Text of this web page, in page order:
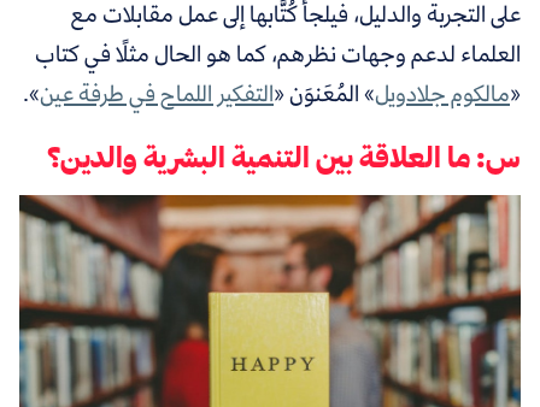
على التجربة والدليل، فيلجأ كُتَّابها إلى عمل مقابلات مع
العلماء لدعم وجهات نظرهم، كما هو الحال مثلًا في كتاب
«مالكوم جلادويل» المُعَنوَن «التفكير اللماح في طرفة عين».
س: ما العلاقة بين التنمية البشرية والدين؟